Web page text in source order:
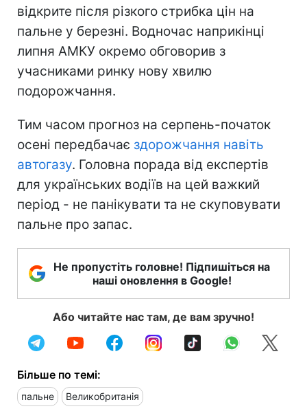
відкрите після різкого стрибка цін на
пальне у березні. Водночас наприкінці
липня АМКУ окремо обговорив з
учасниками ринку нову хвилю
подорожчання.
Тим часом прогноз на серпень-початок
осені передбачає здорожчання навіть
автогазу. Головна порада від експертів
для українських водіїв на цей важкий
період - не панікувати та не скуповувати
пальне про запас.
Не пропустіть головне! Підпишіться на
наші оновлення в Google!
Або читайте нас там, де вам зручно!
Більше по темі:
пальне Великобританія